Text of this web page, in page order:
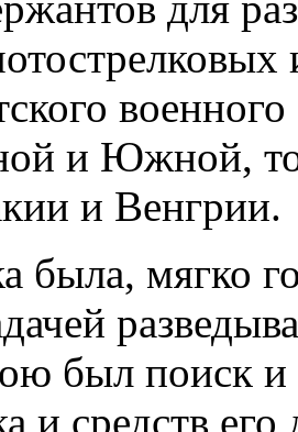
и Южной, то
и Венгрии.
была, мягко
был поиск
и средств